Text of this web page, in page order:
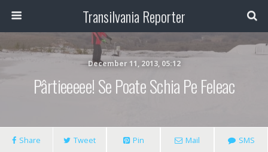
Transilvania Reporter
December 11, 2013, 05:12
Pârtieeeee! Se Poate Schia Pe Feleac
Share Tweet Pin Mail SMS